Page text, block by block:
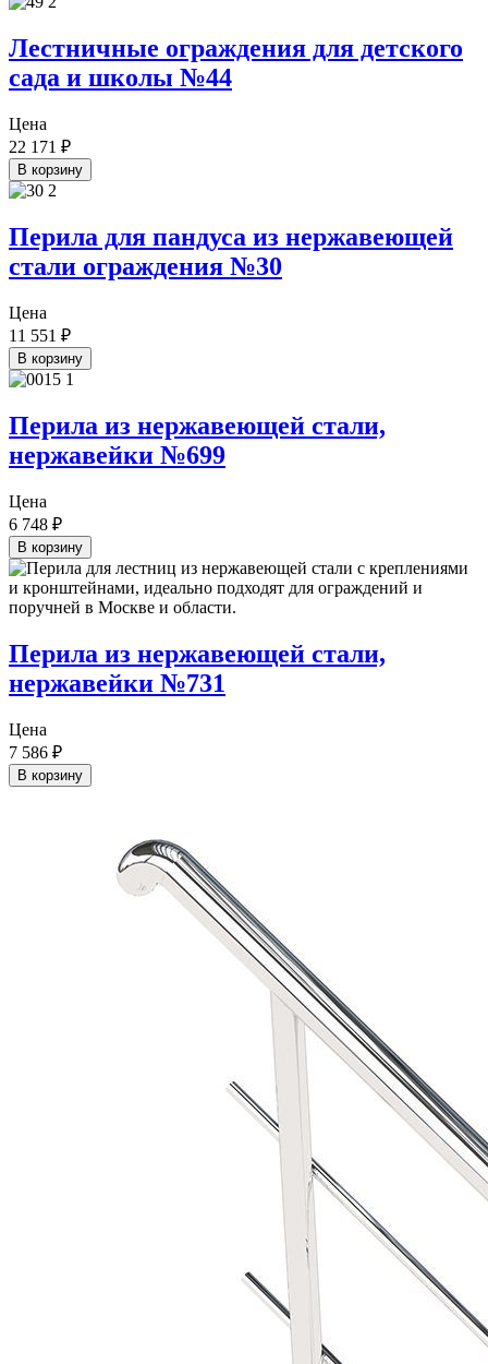
Лестничные ограждения для детского
сада и школы №44
Цена
22 171 ₽
В корзину
Перила для пандуса из нержавеющей
стали ограждения №30
Цена
11 551 ₽
В корзину
Перила из нержавеющей стали,
нержавейки №699
Цена
6 748 ₽
В корзину
Перила из нержавеющей стали,
нержавейки №731
Цена
7 586 ₽
В корзину